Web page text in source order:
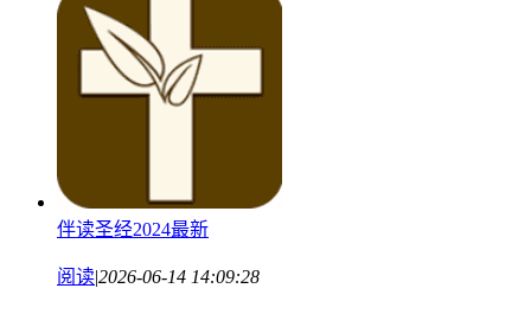
伴读圣经2024最新
阅读|2026-06-14 14:09:28